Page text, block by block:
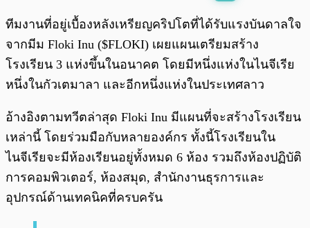
พร้อมเล่น /
ทีมงานที่อยู่เบื้องหลังเหรียญคริปโตที่ได้รับแรงบันดาลใจ
จากมีม Floki Inu ($FLOKI) เผยแผนเตรียมสร้าง
โรงเรียน 3 แห่งขึ้นในอนาคต โดยมีหนึ่งแห่งในไนจีเรีย
หนึ่งในกัวเตมาลา และอีกหนึ่งแห่งในประเทศลาว
อ้างอิงตามทวีตล่าสุด Floki Inu มีแผนที่จะสร้างโรงเรียน
เหล่านี้ โดยร่วมมือกับหลายองค์กร ทั้งนี้โรงเรียนใน
ไนจีเรียจะมีห้องเรียนอยู่ทั้งหมด 6 ห้อง รวมถึงห้องปฏิบัติ
การคอมพิวเตอร์, ห้องสมุด, สำนักงานธุรการและ
อุปกรณ์ด้านเทคนิคที่ครบครัน